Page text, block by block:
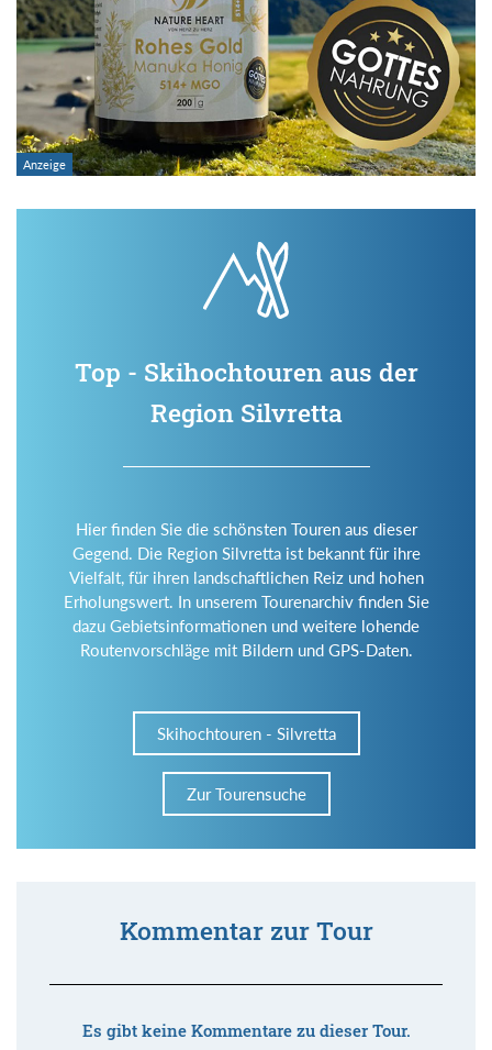
Top - Skihochtouren aus der
Region Silvretta
Hier finden Sie die schönsten Touren aus dieser
Gegend. Die Region Silvretta ist bekannt für ihre
Vielfalt, für ihren landschaftlichen Reiz und hohen
Erholungswert. In unserem Tourenarchiv finden Sie
dazu Gebietsinformationen und weitere lohende
Routenvorschläge mit Bildern und GPS-Daten.
Skihochtouren - Silvretta
Zur Tourensuche
Kommentar zur Tour
Es gibt keine Kommentare zu dieser Tour.